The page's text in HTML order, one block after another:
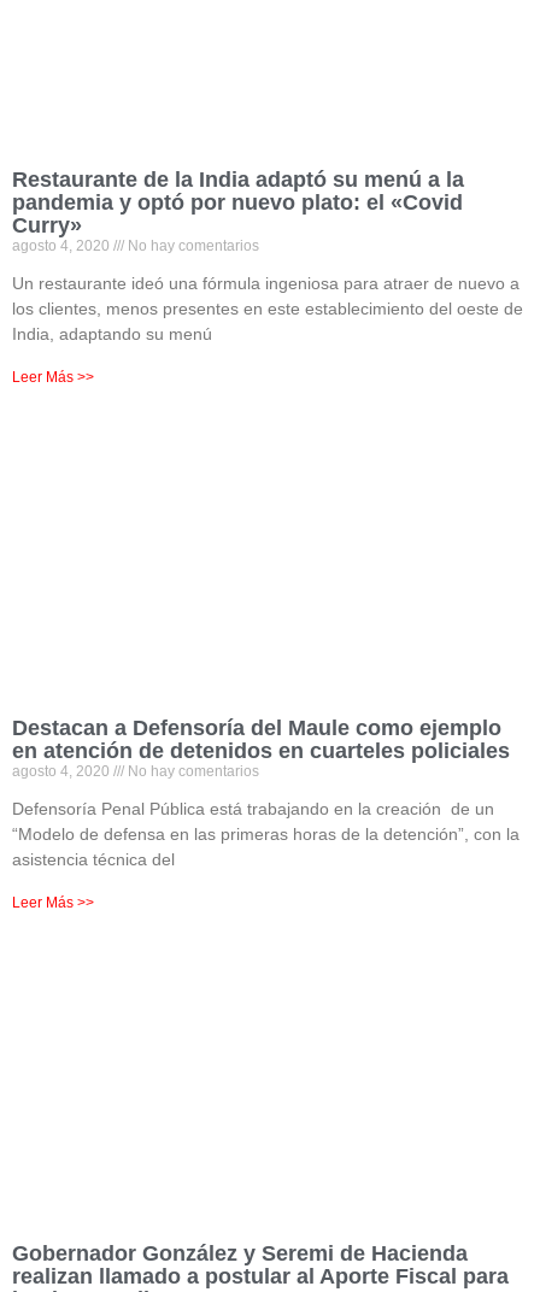
Restaurante de la India adaptó su menú a la
pandemia y optó por nuevo plato: el «Covid
Curry»
agosto 4, 2020 No hay comentarios
Un restaurante ideó una fórmula ingeniosa para atraer de nuevo a
los clientes, menos presentes en este establecimiento del oeste de
India, adaptando su menú
Leer Más >>
Destacan a Defensoría del Maule como ejemplo
en atención de detenidos en cuarteles policiales
agosto 4, 2020 No hay comentarios
Defensoría Penal Pública está trabajando en la creación de un
“Modelo de defensa en las primeras horas de la detención”, con la
asistencia técnica del
Leer Más >>
Gobernador González y Seremi de Hacienda
realizan llamado a postular al Aporte Fiscal para